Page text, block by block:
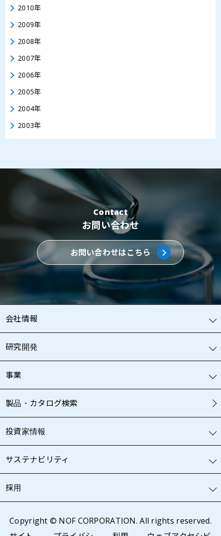
2010年
2009年
2008年
2007年
2006年
2005年
2004年
2003年
Contact
お問い合わせ
お問い合わせはこちら
会社情報
研究開発
事業
製品・カタログ検索
投資家情報
サステナビリティ
採用
Copyright © NOF CORPORATION. All rights reserved.